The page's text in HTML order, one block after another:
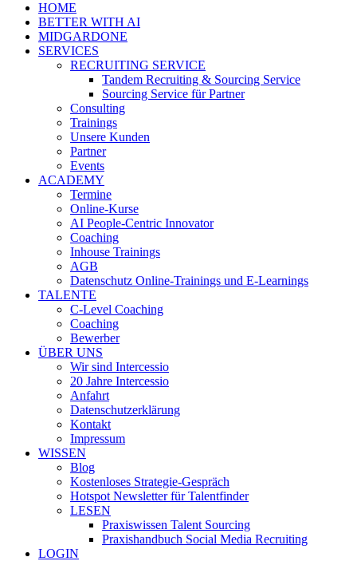
HOME
BETTER WITH AI
MIDGARDONE
SERVICES
RECRUITING SERVICE
Tandem Recruiting & Sourcing Service
Sourcing Service für Partner
Consulting
Trainings
Unsere Kunden
Partner
Events
ACADEMY
Termine
Online-Kurse
AI People-Centric Innovator
Coaching
Inhouse Trainings
AGB
Datenschutz Online-Trainings und E-Learnings
TALENTE
C-Level Coaching
Coaching
Bewerber
ÜBER UNS
Wir sind Intercessio
20 Jahre Intercessio
Anfahrt
Datenschutzerklärung
Kontakt
Impressum
WISSEN
Blog
Kostenloses Strategie-Gespräch
Hotspot Newsletter für Talentfinder
LESEN
Praxiswissen Talent Sourcing
Praxishandbuch Social Media Recruiting
LOGIN